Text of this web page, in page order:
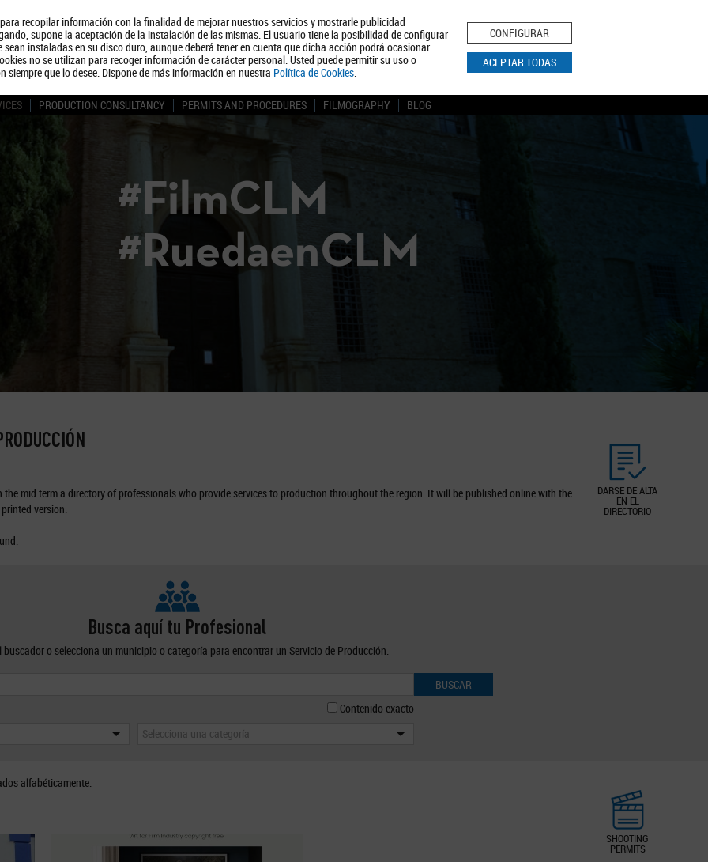
recopilar información con la finalidad de mejorar nuestros servicios y mostrarle publicidad
supone la aceptación de la instalación de las mismas. El usuario tiene la posibilidad de configurar
instaladas en su disco duro, aunque deberá tener en cuenta que dicha acción podrá ocasionar
no se utilizan para recoger información de carácter personal. Usted puede permitir su uso o
que lo desee. Dispone de más información en nuestra Política de Cookies.
CONFIGURAR
ACEPTAR TODAS
About us Tourism Política de Privacidad Aviso Legal Política de Cookies
BUSCAR
PRODUCTION CONSULTANCY PERMITS AND PROCEDURES FILMOGRAPHY BLOG
#FilmCLM
#RuedaenCLM
DARSE DE ALTA
EN EL
DIRECTORIO
mid term a directory of professionals who provide services to production throughout the region. It will be published online with the
version.
Busca aquí tu Profesional
buscador o selecciona un municipio o categoría para encontrar un Servicio de Producción.
BUSCAR
Contenido exacto
Selecciona una categoría
SHOOTING
PERMITS
alfabéticamente.